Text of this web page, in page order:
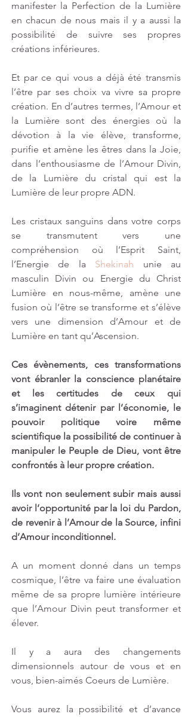
manifester la Perfection de la Lumière
en chacun de nous mais il y a aussi la
possibilité de suivre ses propres
créations inférieures.
Et par ce qui vous a déjà été transmis
l’être par ses choix va vivre sa propre
création. En d’autres termes, l’Amour et
la Lumière sont des énergies où la
dévotion à la vie élève, transforme,
purifie et amène les êtres dans la Joie,
dans l’enthousiasme de l’Amour Divin,
de la Lumière du cristal qui est la
Lumière de leur propre ADN.
Les cristaux sanguins dans votre corps
se transmutent vers une
compréhension où l’Esprit Saint,
l’Energie de la Shekinah unie au
masculin Divin ou Energie du Christ
Lumière en nous-même, amène une
fusion où l’être se transforme et s’élève
vers une dimension d’Amour et de
Lumière en tant qu’Ascension.
Ces évènements, ces transformations
vont ébranler la conscience planétaire
et les certitudes de ceux qui
s’imaginent détenir par l’économie, le
pouvoir politique voire même
scientifique la possibilité de continuer à
manipuler le Peuple de Dieu, vont être
confrontés à leur propre création.
Ils vont non seulement subir mais aussi
avoir l’opportunité par la loi du Pardon,
de revenir à l’Amour de la Source, infini
d’Amour inconditionnel.
A un moment donné dans un temps
cosmique, l’être va faire une évaluation
même de sa propre lumière intérieure
que l’Amour Divin peut transformer et
élever.
Il y a aura des changements
dimensionnels autour de vous et en
vous, bien-aimés Coeurs de Lumière.
Vous aurez la possibilité et d’avance